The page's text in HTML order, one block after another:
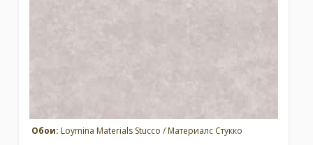
Обои: Loymina Materials Stucco / Материалс Стукко